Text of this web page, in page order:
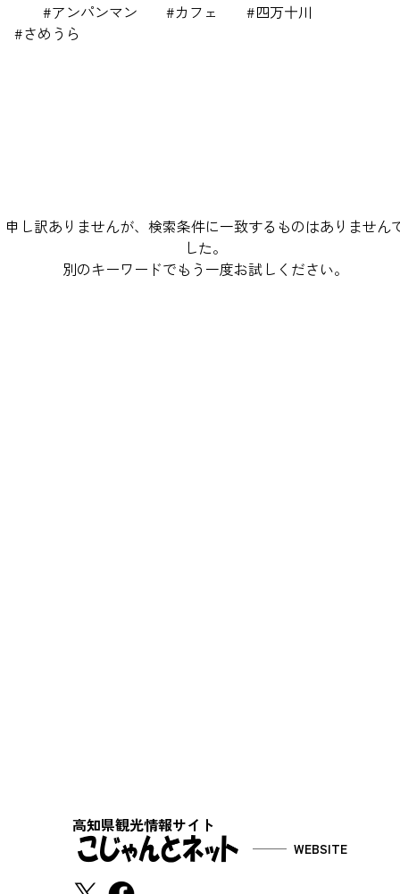
アンパンマン カフェ
四万十川
さめうら
申し訳ありませんが、検索条件に一致するものはありません
した。
別のキーワードでもう一度お試しください。
高知県観光情報サイト
WEBSITE